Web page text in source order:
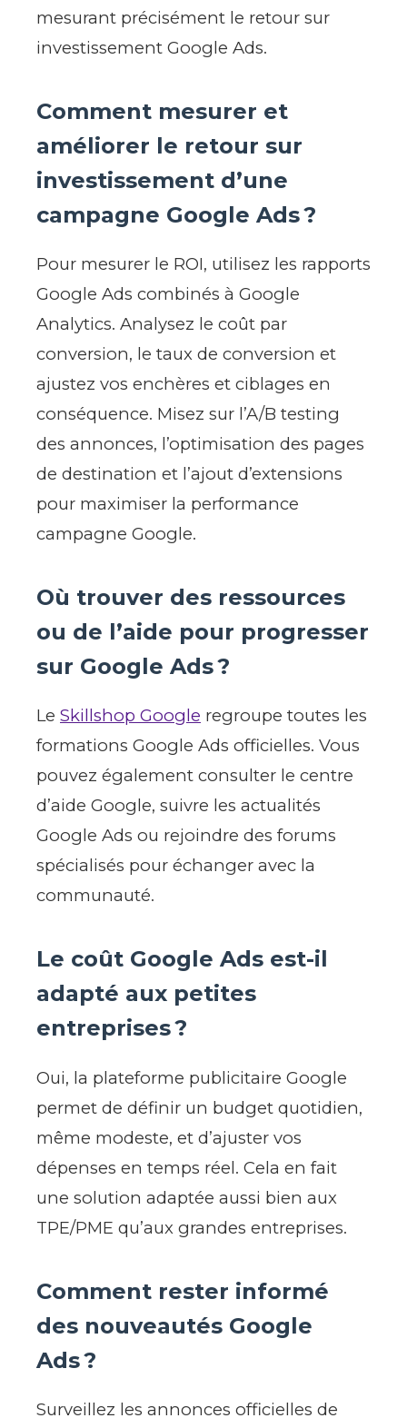
mesurant précisément le retour sur
investissement Google Ads.
Comment mesurer et
améliorer le retour sur
investissement d’une
campagne Google Ads ?
Pour mesurer le ROI, utilisez les rapports
Google Ads combinés à Google
Analytics. Analysez le coût par
conversion, le taux de conversion et
ajustez vos enchères et ciblages en
conséquence. Misez sur l’A/B testing
des annonces, l’optimisation des pages
de destination et l’ajout d’extensions
pour maximiser la performance
campagne Google.
Où trouver des ressources
ou de l’aide pour progresser
sur Google Ads ?
Le Skillshop Google regroupe toutes les
formations Google Ads officielles. Vous
pouvez également consulter le centre
d’aide Google, suivre les actualités
Google Ads ou rejoindre des forums
spécialisés pour échanger avec la
communauté.
Le coût Google Ads est-il
adapté aux petites
entreprises ?
Oui, la plateforme publicitaire Google
permet de définir un budget quotidien,
même modeste, et d’ajuster vos
dépenses en temps réel. Cela en fait
une solution adaptée aussi bien aux
TPE/PME qu’aux grandes entreprises.
Comment rester informé
des nouveautés Google
Ads ?
Surveillez les annonces officielles de